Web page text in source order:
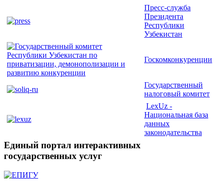
Пресс-служба
Президента
Республики
Узбекистан
Госкомконкуренции
Государственный
налоговый комитет
LexUz -
Национальная база
данных
законодательства
Единый портал интерактивных
государственных услуг